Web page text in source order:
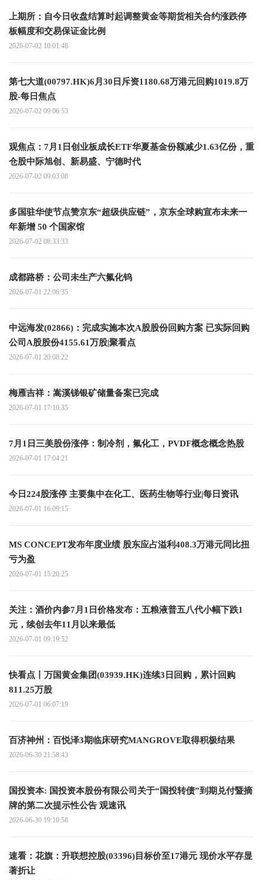
上期所：自今日收盘结算时起调整黄金等期货相关合约涨跌停
板幅度和交易保证金比例
2026-07-02 10:01:48
第七大道(00797.HK)6月30日斥资1180.68万港元回购1019.8万
股-每日焦点
2026-07-02 09:06:53
观焦点：7月1日创业板成长ETF华夏基金份额减少1.63亿份，重
仓股中际旭创、新易盛、宁德时代
2026-07-02 09:03:08
多国驻华使节点赞京东“超级供应链”，京东全球购宣布未来一
年新增 50 个国家馆
2026-07-02 08:33:33
成都路桥：公司未生产六氟化钨
2026-07-01 22:06:35
中远海发(02866)：完成实施本次A股股份回购方案 已实际回购
公司A股股份4155.61万股|聚看点
2026-07-01 20:08:22
梅雁吉祥：嵩溪锑银矿储量备案已完成
2026-07-01 17:10:35
7月1日三美股份涨停：制冷剂，氟化工，PVDF概念概念热股
2026-07-01 17:04:21
今日224股涨停 主要集中在化工、医药生物等行业|每日资讯
2026-07-01 16:09:15
MS CONCEPT发布年度业绩 股东应占溢利408.3万港元同比扭
亏为盈
2026-07-01 15:20:25
关注：酒价内参7月1日价格发布：五粮液普五八代小幅下跌1
元，续创去年11月以来最低
2026-07-01 09:19:52
快看点丨万国黄金集团(03939.HK)连续3日回购，累计回购
811.25万股
2026-07-01 06:07:19
百济神州：百悦泽3期临床研究MANGROVE取得积极结果
2026-06-30 21:58:43
国投资本: 国投资本股份有限公司关于“国投转债”到期兑付暨摘
牌的第二次提示性公告 观速讯
2026-06-30 19:10:58
速看：花旗：升联想控股(03396)目标价至17港元 现价水平存显
著折让